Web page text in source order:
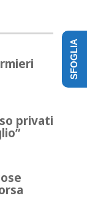
privati
SFOGLIA